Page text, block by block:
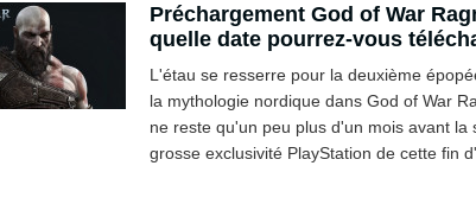
Préchargement God of War
quelle date pourrez-vous
sur PS4 et PS5 ?
L'étau se resserre pour la deuxième
la mythologie nordique dans God of War
ne reste qu'un peu plus d'un mois avant la
grosse exclusivité PlayStation de cette fin